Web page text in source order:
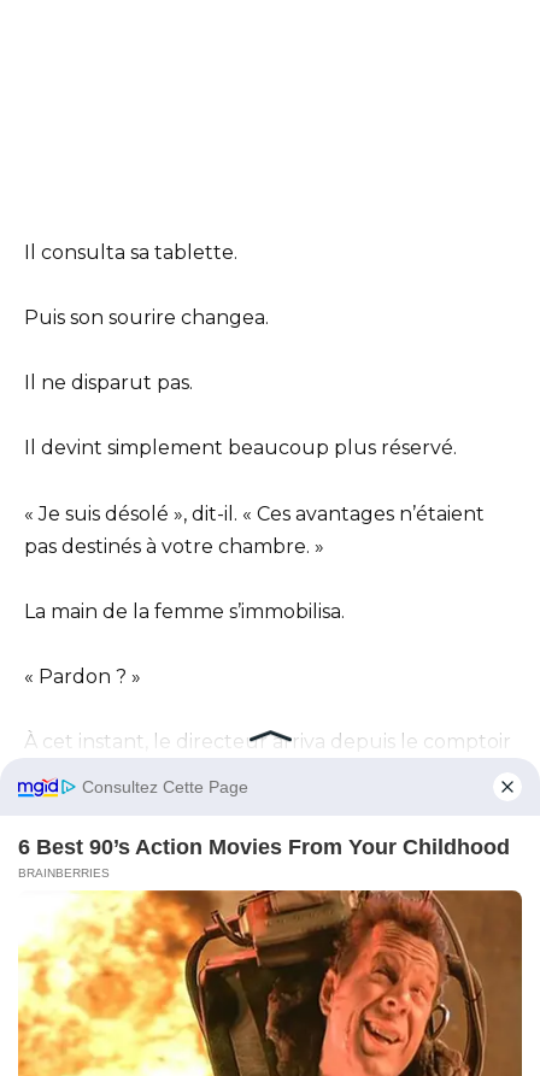
Il consulta sa tablette.
Puis son sourire changea.
Il ne disparut pas.
Il devint simplement beaucoup plus réservé.
« Je suis désolé », dit-il. « Ces avantages n’étaient
pas destinés à votre chambre. »
La main de la femme s’immobilisa.
« Pardon ? »
À cet instant, le directeur arriva depuis le comptoir
des serviettes.
Le maître-nageur se plaça à côté de lui, son sifflet
suspendu sur la poitrine.
Le directeur prit la parole avec un calme
exemplaire.
« Ces cadeaux étaient destinés aux clients
auxquels ces transats réservés avaient été